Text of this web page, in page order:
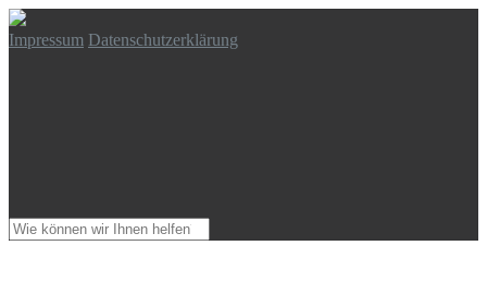
Impressum Datenschutzerklärung